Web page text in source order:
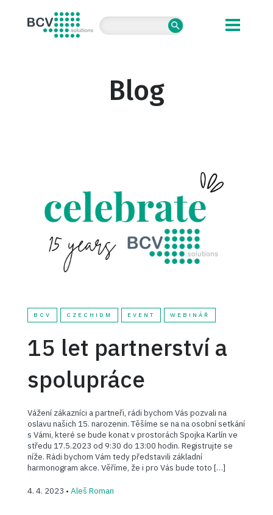
BCV solutions s.r.o.
Blog
BCV CZECHIDM EVENT WEBINÁŘ
15 let partnerství a
spolupráce
Vážení zákazníci a partneři, rádi bychom Vás pozvali na
oslavu našich 15. narozenin. Těšíme se na na osobní setkání
s Vámi, které se bude konat v prostorách Spojka Karlín ve
středu 17.5.2023 od 9:30 do 13:00 hodin. Registrujte se
níže. Rádi bychom Vám tedy představili základní
harmonogram akce. Věříme, že i pro Vás bude toto […]
4. 4. 2023 • Aleš Roman